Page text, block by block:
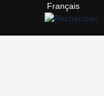
Français